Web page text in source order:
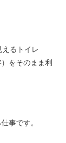
えるトイレ
をそのまま利
事です。